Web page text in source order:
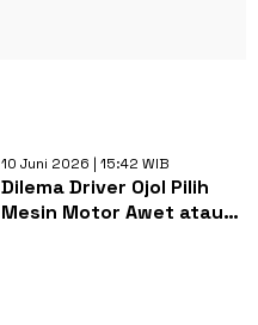
10 Juni 2026 | 15:42 WIB
Dilema Driver Ojol Pilih
Mesin Motor Awet atau